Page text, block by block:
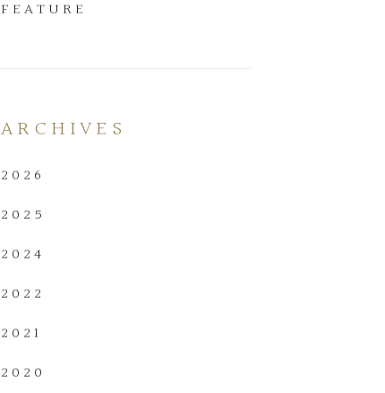
FEATURE
ARCHIVES
2026
2025
2024
2022
2021
2020